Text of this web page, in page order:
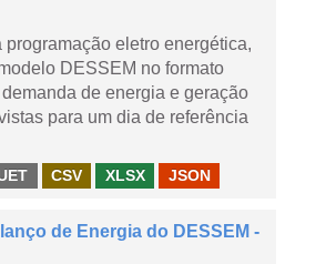
programação eletro energética,
DESSEM no formato
de energia e geração
para um dia de referência
CSV XLSX JSON
de Energia do DESSEM -